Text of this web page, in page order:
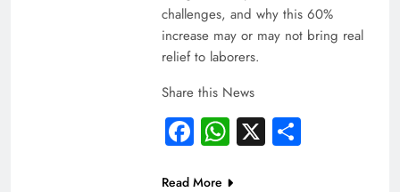
challenges, and why this 60%
increase may or may not bring real
relief to laborers.
Share this News
Facebook
WhatsApp
X Share
Read More